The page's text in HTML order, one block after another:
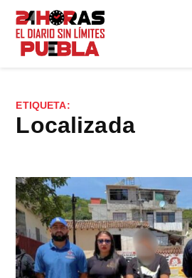
Saltar
contenido
ETIQUETA:
localizada